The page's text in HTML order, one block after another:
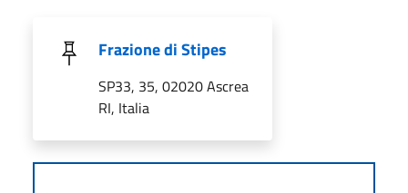
Frazione di Stipes
SP33, 35, 02020 Ascrea
RI, Italia